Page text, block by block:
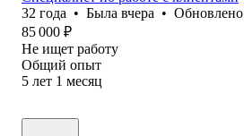
32 года • Была вчера • Обновлено
85 000 ₽
Не ищет работу
Общий опыт
5 лет 1 месяц